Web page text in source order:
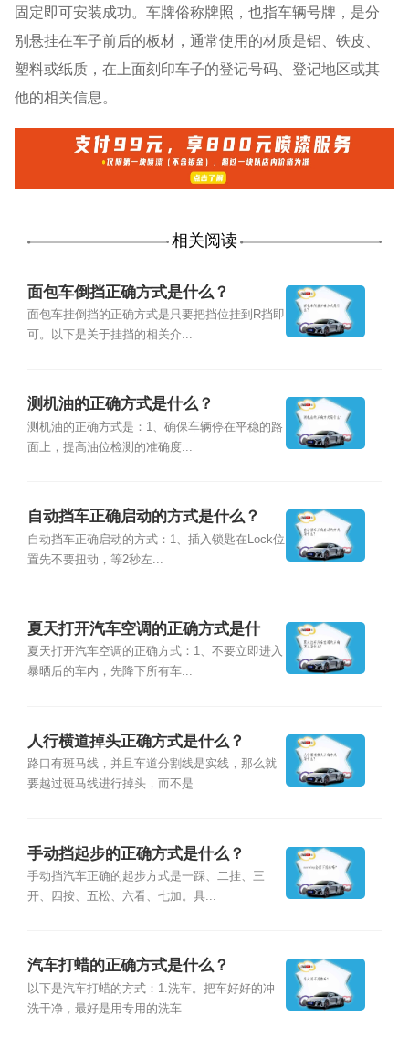
固定即可安装成功。车牌俗称牌照，也指车辆号牌，是分
别悬挂在车子前后的板材，通常使用的材质是铝、铁皮、
塑料或纸质，在上面刻印车子的登记号码、登记地区或其
他的相关信息。
相关阅读
面包车倒挡正确方式是什么？
面包车挂倒挡的正确方式是只要把挡位挂到R挡即
可。以下是关于挂挡的相关介...
测机油的正确方式是什么？
测机油的正确方式是：1、确保车辆停在平稳的路
面上，提高油位检测的准确度...
自动挡车正确启动的方式是什么？
自动挡车正确启动的方式：1、插入锁匙在Lock位
置先不要扭动，等2秒左...
夏天打开汽车空调的正确方式是什
么？
夏天打开汽车空调的正确方式：1、不要立即进入
暴晒后的车内，先降下所有车...
人行横道掉头正确方式是什么？
路口有斑马线，并且车道分割线是实线，那么就
要越过斑马线进行掉头，而不是...
手动挡起步的正确方式是什么？
手动挡汽车正确的起步方式是一踩、二挂、三
开、四按、五松、六看、七加。具...
汽车打蜡的正确方式是什么？
以下是汽车打蜡的方式：1.洗车。把车好好的冲
洗干净，最好是用专用的洗车...